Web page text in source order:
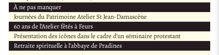
À ne pas manquer
Journées du Patrimoine Atelier St Jean-Damascène
60 ans de l’Atelier fêtés à Feurs
Présentation des icônes dans le cadre d’un séminaire protestant
Retraite spirituelle à l’abbaye de Pradines